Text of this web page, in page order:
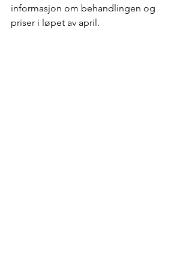
informasjon om behandlingen og
priser i løpet av april.